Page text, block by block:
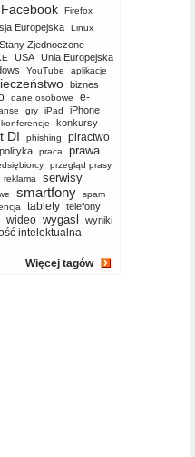
Facebook Firefox
Europejska Linux
Stany Zjednoczone
USA Unia Europejska
YouTube aplikacje
biznes
dane osobowe
e-
gry iPad iPhone
konferencje konkursy
DI phishing piractwo
polityka praca
prawa
przegląd prasy
reklama
serwisy
smartfony
spam
tablety telefony
wideo wygasl
wyniki
intelektualna
Więcej tagów